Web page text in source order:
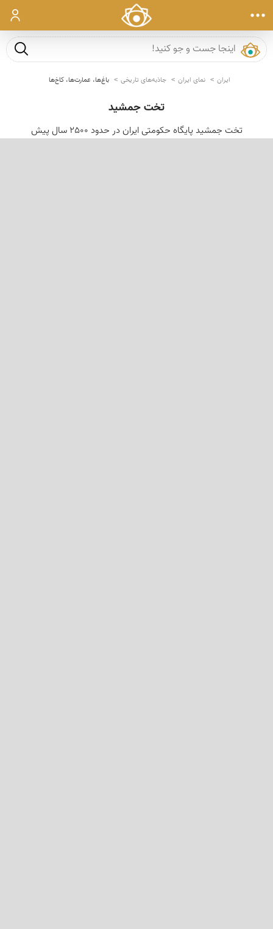
ورود
جست و
ایران نمای ایران جاذبه‌های تاریخی باغ‌ها، عمارت‌ها، کاخ‌ها
تخت جمشید
تخت جمشید پایگاه حكومتی ایران در حدود 2500 سال پیش